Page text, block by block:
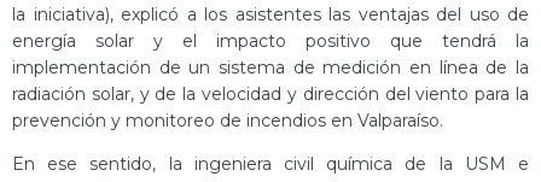
la iniciativa), explicó a los asistentes las ventajas del uso de
energía solar y el impacto positivo que tendrá la
implementación de un sistema de medición en línea de la
radiación solar, y de la velocidad y dirección del viento para la
prevención y monitoreo de incendios en Valparaíso.
En ese sentido, la ingeniera civil química de la USM e